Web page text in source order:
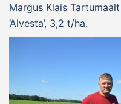
Margus Klais
‘Alvesta’, 3,2 t/ha.